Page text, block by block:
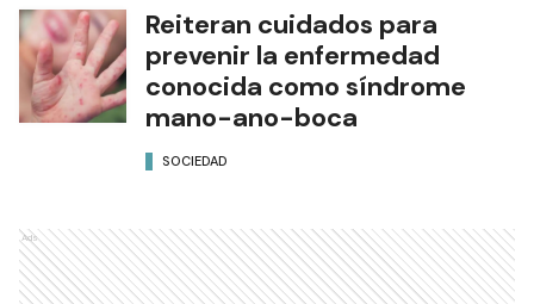
Reiteran cuidados para
prevenir la enfermedad
conocida como síndrome
mano-ano-boca
SOCIEDAD
Ads